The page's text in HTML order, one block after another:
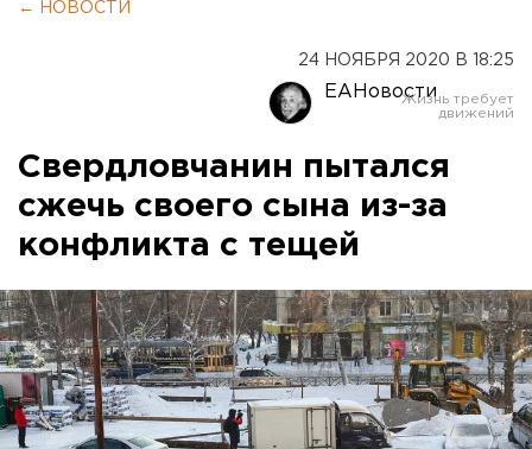
← НОВОСТИ
24 НОЯБРЯ 2020 В 18:25
ЕАНовости
Свердловчанин пытался
сжечь своего сына из-за
конфликта с тещей